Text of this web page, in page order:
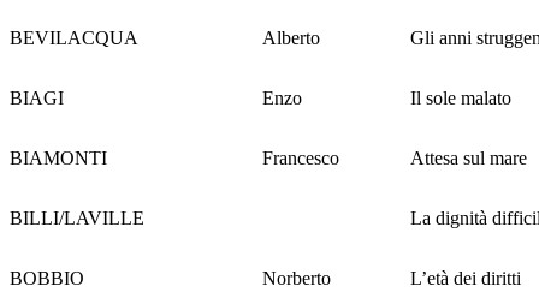
BEVILACQUA Alberto Gli anni
BIAGI Enzo Il sole malato
BIAMONTI Francesco Attesa sul mare
BILLI/LAVILLE La dignità
BOBBIO Norberto L’età dei diritti